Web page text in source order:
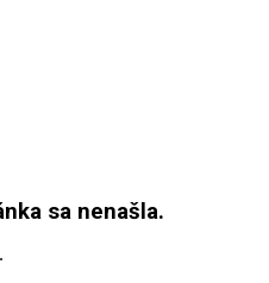
sa nenašla.